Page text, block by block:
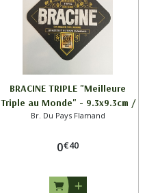
BRACINE TRIPLE "Meilleure
Triple au Monde" - 9.3x9.3cm /
Brasserie du Pays Flamand
Br. Du Pays Flamand
0€40